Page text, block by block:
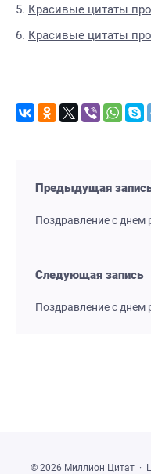
Красивые цитаты
Красивые цитаты
Предыдущая
Поздравление с днем
Следующая запись
Поздравление с
© 2026 Миллион Цитат ·